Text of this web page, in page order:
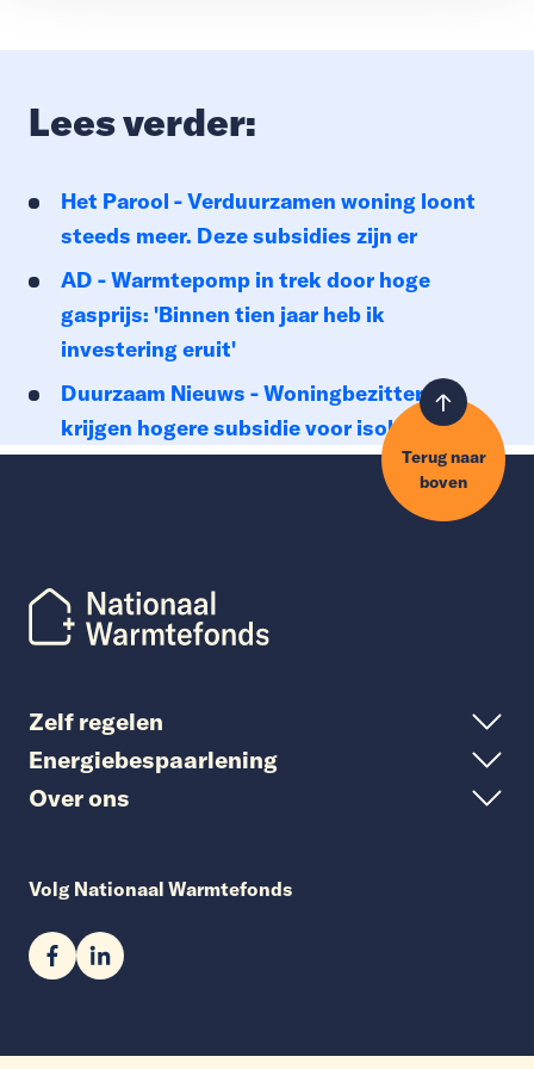
Lees verder:
Het Parool - Verduurzamen woning loont
steeds meer. Deze subsidies zijn er
AD - Warmtepomp in trek door hoge
gasprijs: 'Binnen tien jaar heb ik
investering eruit'
Duurzaam Nieuws - Woningbezitters
krijgen hogere subsidie voor isoleren
Terug naar
boven
Zelf regelen
Energiebespaarlening
Over ons
Volg Nationaal Warmtefonds